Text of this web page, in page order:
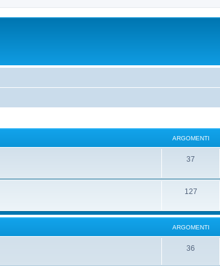
ARGOMENTI
37
127
ARGOMENTI
36